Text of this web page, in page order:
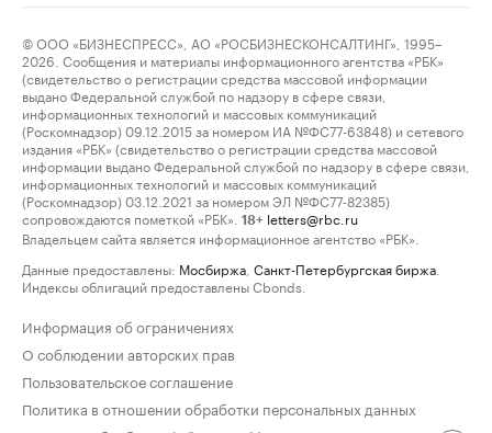
© ООО «БИЗНЕСПРЕСС», АО «РОСБИЗНЕСКОНСАЛТИНГ», 1995–
2026. Сообщения и материалы информационного агентства «РБК»
(свидетельство о регистрации средства массовой информации
выдано Федеральной службой по надзору в сфере связи,
информационных технологий и массовых коммуникаций
(Роскомнадзор) 09.12.2015 за номером ИА №ФС77-63848) и сетевого
издания «РБК» (свидетельство о регистрации средства массовой
информации выдано Федеральной службой по надзору в сфере связи,
информационных технологий и массовых коммуникаций
(Роскомнадзор) 03.12.2021 за номером ЭЛ №ФС77-82385)
сопровождаются пометкой «РБК».
18+ letters@rbc.ru
Владельцем сайта является информационное агентство «РБК».
Данные предоставлены: Мосбиржа Санкт-Петербургская биржа
Индексы облигаций предоставлены Cbonds.
Информация об ограничениях
О соблюдении авторских прав
Пользовательское соглашение
Политика в отношении обработки персональных данных